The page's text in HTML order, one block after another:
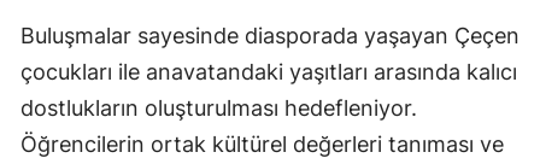
Buluşmalar sayesinde diasporada yaşayan Çeçen
çocukları ile anavatandaki yaşıtları arasında kalıcı
dostlukların oluşturulması hedefleniyor.
Öğrencilerin ortak kültürel değerleri tanıması ve